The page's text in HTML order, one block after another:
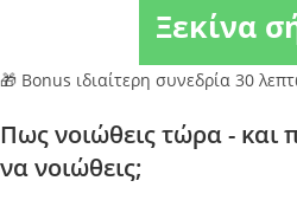
Ξεκίνα
🎁 Bonus ιδιαίτερη συνεδρία 30
Πως νοιώθεις τώρα -
να νοιώθεις;